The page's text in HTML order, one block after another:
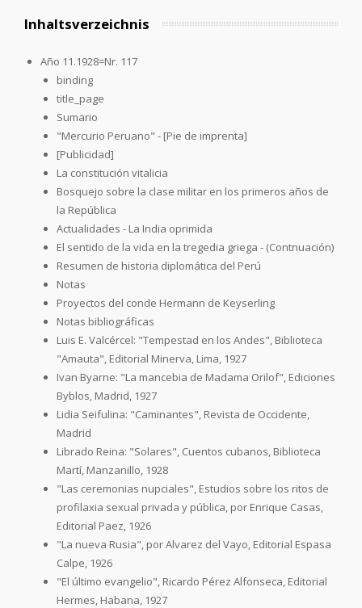
Inhaltsverzeichnis
Año 11.1928=Nr. 117
binding
title_page
Sumario
"Mercurio Peruano" - [Pie de imprenta]
[Publicidad]
La constitución vitalicia
Bosquejo sobre la clase militar en los primeros años de
la República
Actualidades - La India oprimida
El sentido de la vida en la tregedia griega - (Contnuación)
Resumen de historia diplomática del Perú
Notas
Proyectos del conde Hermann de Keyserling
Notas bibliográficas
Luis E. Valcércel: "Tempestad en los Andes", Biblioteca
"Amauta", Editorial Minerva, Lima, 1927
Ivan Byarne: "La mancebia de Madama Orilof", Ediciones
Byblos, Madrid, 1927
Lidia Seifulina: "Caminantes", Revista de Occidente,
Madrid
Librado Reina: "Solares", Cuentos cubanos, Biblioteca
Martí, Manzanillo, 1928
"Las ceremonias nupciales", Estudios sobre los ritos de
profilaxia sexual privada y pública, por Enrique Casas,
Editorial Paez, 1926
"La nueva Rusia", por Alvarez del Vayo, Editorial Espasa
Calpe, 1926
"El último evangelio", Ricardo Pérez Alfonseca, Editorial
Hermes, Habana, 1927